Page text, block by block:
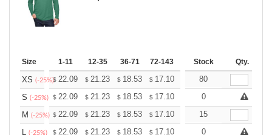
Size 1-11 12-35 36-71 72-143 144-287 288 + More
Stock Qty.
XS (-25%)$ 22.09 $ 21.23 $ 18.53 $ 17.10 16.24
80
S (-25%) $ 22.09 $ 21.23 $ 18.53 $ 17.10 16.24
0
M (-25%) $ 22.09 $ 21.23 $ 18.53 $ 17.10 16.24
15
L (-25%) $ 22.09 $ 21.23 $ 18.53 $ 17.10 16.24
0